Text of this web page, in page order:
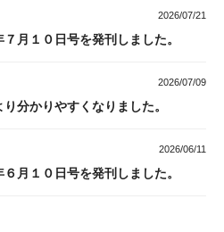
2026/07/21
月１０日号を発刊しました。
2026/07/09
分かりやすくなりました。
2026/06/11
月１０日号を発刊しました。